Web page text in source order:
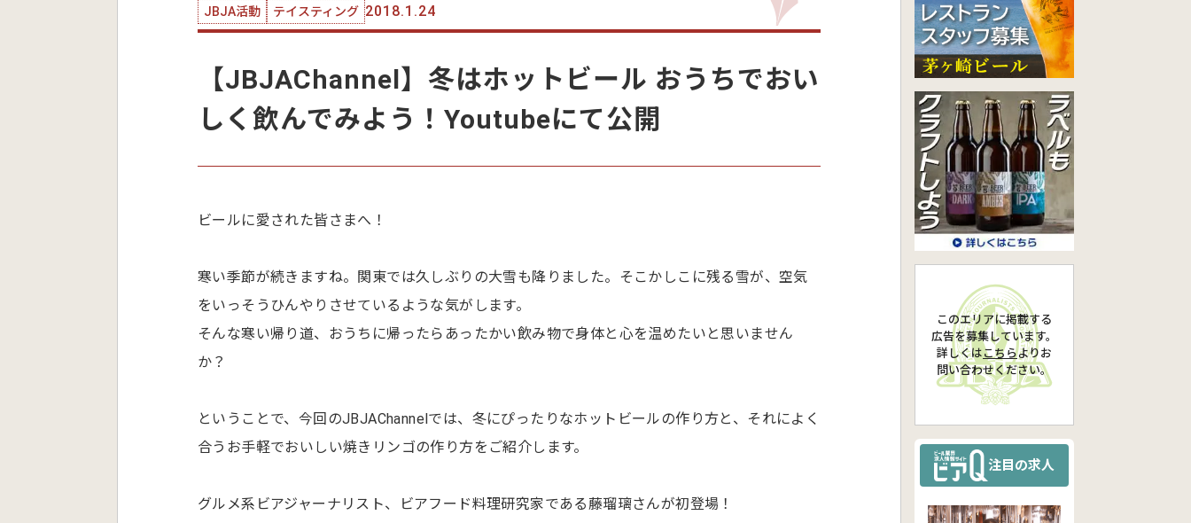
JBJA活動 テイスティング 2018.1.24
【JBJAChannel】冬はホットビール おうちでおい
しく飲んでみよう！Youtubeにて公開
ビールに愛された皆さまへ！
寒い季節が続きますね。関東では久しぶりの大雪も降りました。そこかしこに残る雪が、空気
をいっそうひんやりさせているような気がします。
そんな寒い帰り道、おうちに帰ったらあったかい飲み物で身体と心を温めたいと思いません
か？
ということで、今回のJBJAChannelでは、冬にぴったりなホットビールの作り方と、それによく
合うお手軽でおいしい焼きリンゴの作り方をご紹介します。
グルメ系ビアジャーナリスト、ビアフード料理研究家である藤瑠璃さんが初登場！
このエリアに掲載する
広告を募集しています。
詳しくは こちらより お
問い合わせください。
注目の求人